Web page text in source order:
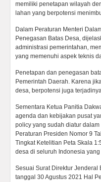
memiliki penetapan wilayah
lahan yang berpotensi
Dalam Peraturan Menteri
Penegasan Batas Desa,
administrasi pemerintahan,
yang memenuhi aspek teknis
Penetapan dan penegasan
Pemerintah Daerah. Karena
desa, berpotensi juga
Sementara Ketua Panitia
agenda dan kebijakan pusat
policy yang sudah diatur
Peraturan Presiden Nomor 9
Tingkat Ketelitian Peta Skala
desa di seluruh Indonesia
Sesuai Surat Direktur
tanggal 30 Agustus 2021 Hal